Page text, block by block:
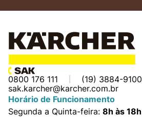
0800 176 111
(19) 3884-9100
sak.karcher@karcher.com.br
Horário de Funcionamento
Segunda a Quinta-feira: 8h às 18h